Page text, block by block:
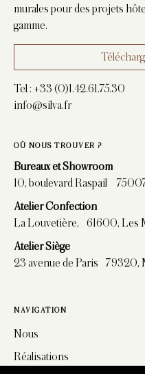
murales pour des projets
gamme.
Tel : +33 (0)1.42.61.75.30
info@silva.fr
OÙ NOUS TROUVER ?
Bureaux et Showroom
10, boulevard Raspail
Atelier Confection
La Louvetière, 61600, Les
Atelier Siège
23 avenue de Paris 79320,
NAVIGATION
Nous
Réalisations